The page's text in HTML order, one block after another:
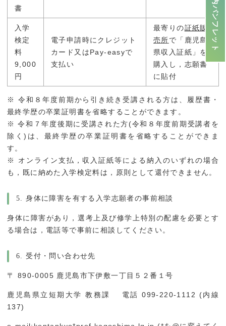
書
入学
検定
料
9,000
円
電子申請時にクレジット
カード又はPay-easyで
支払い
最寄りの証紙販
売所で「鹿児島
県収入証紙」を
購入し，志願書
に貼付
※ 令和８年度前期から引き続き受講される方は、履歴書・
最終学歴の卒業証明書を省略することができます。
※ 令和７年度後期に受講された方(令和８年度前期受講者を
除く)は、最終学歴の卒業証明書を省略することができま
す。
※ オンライン支払，収入証紙等による納入のいずれの場合
も，既に納めた入学検定料は，原則として還付できません。
5. 身体に障害を有する入学志願者の事前相談
身体に障害があり，選考上及び修学上特別の配慮を必要とす
る場合は，電話等で事前に相談してください。
6. 受付・問い合わせ先
〒 890-0005 鹿児島市下伊敷一丁目５２番１号
鹿児島県立短期大学 教務課 電話 099-220-1112 (内線
137)